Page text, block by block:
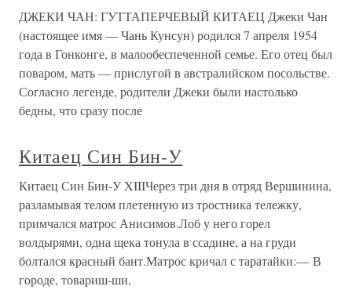
ДЖЕКИ ЧАН: ГУТТАПЕРЧЕВЫЙ КИТАЕЦ Джеки Чан
(настоящее имя — Чань Кунсун) родился 7 апреля 1954
года в Гонконге, в малообеспеченной семье. Его отец был
поваром, мать — прислугой в австралийском посольстве.
Согласно легенде, родители Джеки были настолько
бедны, что сразу после
Китаец Син Бин-У
Китаец Син Бин-У XIIIЧерез три дня в отряд Вершинина,
разламывая телом плетенную из тростника тележку,
примчался матрос Анисимов.Лоб у него горел
волдырями, одна щека тонула в ссадине, а на груди
болтался красный бант.Матрос кричал с таратайки:— В
городе, товариш-ши,